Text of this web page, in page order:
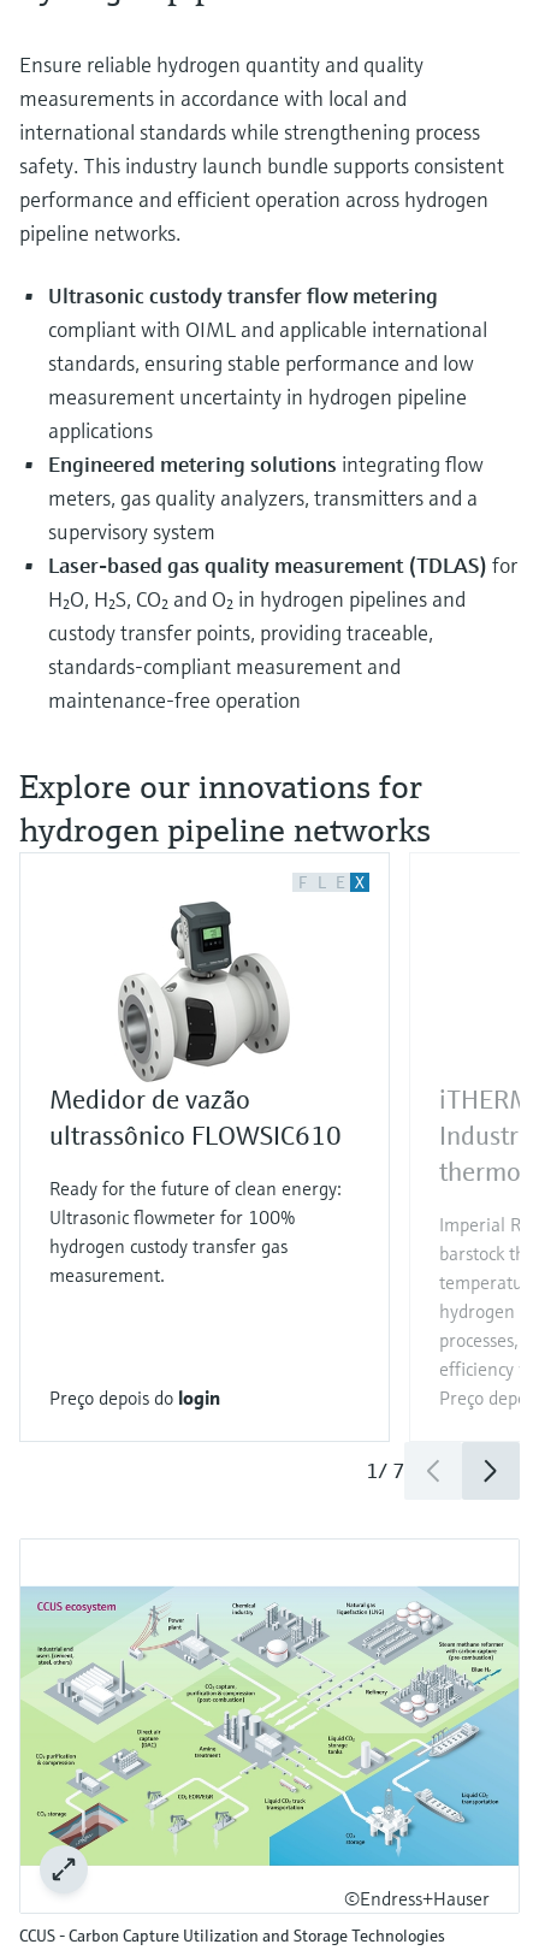
Device Viewer
Find product-specific information and
documentation
Spare parts finder
Find spare parts by product root, order code,
or serial number
Medição de nível com pressão
Comprar tudo
Comprar tudo
decisões
Ensure reliable hydrogen quantity and quality
measurements in accordance with local and
international standards while strengthening process
safety. This industry launch bundle supports consistent
performance and efficient operation across hydrogen
pipeline networks.
Ultrasonic custody transfer flow metering
compliant with OIML and applicable international
standards, ensuring stable performance and low
measurement uncertainty in hydrogen pipeline
applications
Engineered metering solutions integrating flow
meters, gas quality analyzers, transmitters and a
supervisory system
Laser‑based gas quality measurement (TDLAS) for
H₂O, H₂S, CO₂ and O₂ in hydrogen pipelines and
custody transfer points, providing traceable,
standards‑compliant measurement and
maintenance‑free operation
Explore our innovations for
hydrogen pipeline networks
F L E X
Medidor de vazão
ultrassônico FLOWSIC610
Ready for the future of clean energy:
Ultrasonic flowmeter for 100%
hydrogen custody transfer gas
measurement.
Preço depois do login
Imperial
barstock
hydrogen
processes,
efficiency
Preço
1/ 7
©Endress+Hauser
CCUS - Carbon Capture Utilization and Storage Technologies